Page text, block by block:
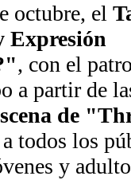
octubre, el
Expresión
, con el
a partir de
de
todos los
y